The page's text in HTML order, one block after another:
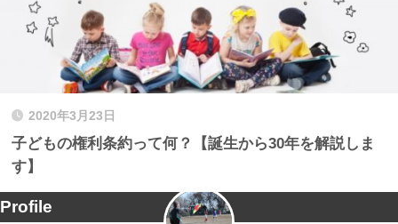
2020年3月23日
子どもの権利条約って何？【誕生から30年を解説しま
す】
Profile